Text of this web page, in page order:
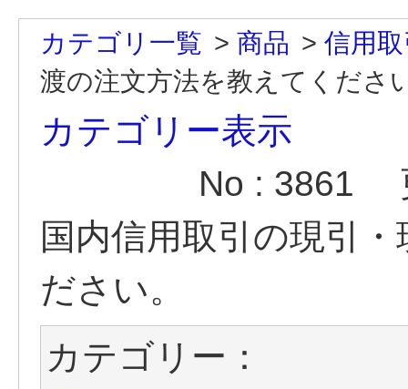
カテゴリ一覧 > 商品 > 信用
渡の注文方法を教えてくださ
カテゴリー表示
No : 3861
国内信用取引の現引
ださい。
カテゴリー：